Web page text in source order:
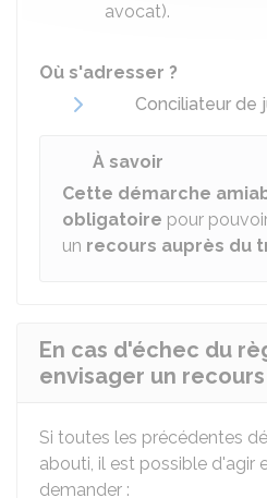
avocat).
Où s'adresser ?
Conciliateur de
À savoir
Cette démarche
obligatoire pour
un recours auprès du
En cas d'échec du
envisager un
Si toutes les précédentes
abouti, il est possible d'agir
demander :